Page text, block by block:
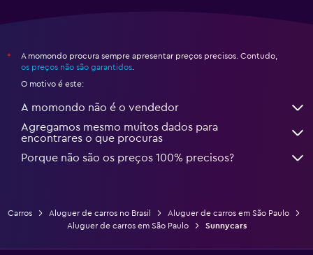
*
A momondo procura sempre apresentar preços precisos. Contudo,
os preços não são garantidos.
O motivo é este:
A momondo não é o vendedor
Agregamos mesmo muitos dados para
encontrares o que procuras
Porque não são os preços 100% precisos?
Carros Aluguer de carros no Brasil
Aluguer de carros em São Paulo
Aluguer de carros em São Paulo
Sunnycars